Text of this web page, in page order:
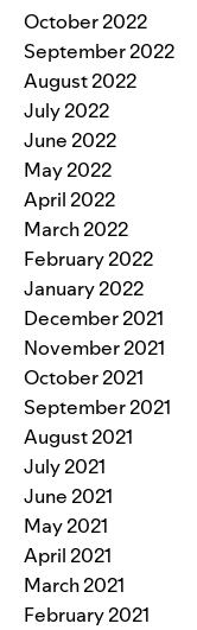
October 2022
September 2022
August 2022
July 2022
June 2022
May 2022
April 2022
March 2022
February 2022
January 2022
December 2021
November 2021
October 2021
September 2021
August 2021
July 2021
June 2021
May 2021
April 2021
March 2021
February 2021